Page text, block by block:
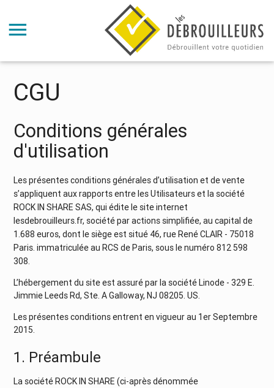
CGU
Conditions générales
d'utilisation
Les présentes conditions générales d’utilisation et de vente
s’appliquent aux rapports entre les Utilisateurs et la société
ROCK IN SHARE SAS, qui édite le site internet
lesdebrouilleurs.fr, société par actions simplifiée, au capital de
1.688 euros, dont le siège est situé 46, rue René CLAIR - 75018
Paris. immatriculée au RCS de Paris, sous le numéro 812 598
308.
L’hébergement du site est assuré par la société Linode - 329 E.
Jimmie Leeds Rd, Ste. A Galloway, NJ 08205. US.
Les présentes conditions entrent en vigueur au 1er Septembre
2015.
1. Préambule
La société ROCK IN SHARE (ci-après dénommée